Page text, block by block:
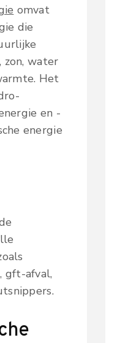
omvat
die
zon, water
Het
en -
energie
gft-afval,